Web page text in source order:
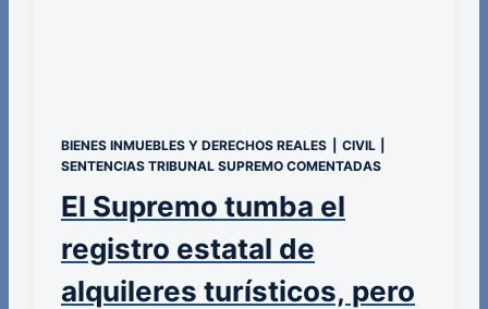
BIENES INMUEBLES Y DERECHOS REALES CIVIL
SENTENCIAS TRIBUNAL SUPREMO COMENTADAS
El Supremo tumba el
registro estatal de
alquileres turísticos, pero